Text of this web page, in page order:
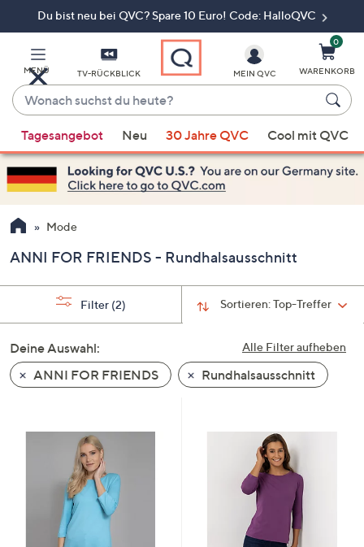
Du bist neu bei QVC? Spare 10 Euro! Code: HalloQVC
MENÜ TV-RÜCKBLICK
Wonach
suchst
du
heute?
Vorschläge
verfügbar
sind,
verwenden
Sie
Pfeiltasten
nach
und
nach
unten
oder
MEIN QVC
0
WARENKORB
Tagesangebot Neu 30 Jahre QVC Cool mit QVC
Mode
ANNI FOR FRIENDS - Rundhalsausschnitt
Sortieren:Top-Treffer
Filter (2)
Alle Filter aufheben
Deine Auswahl:
ANNI FOR FRIENDS
Rundhalsausschnitt